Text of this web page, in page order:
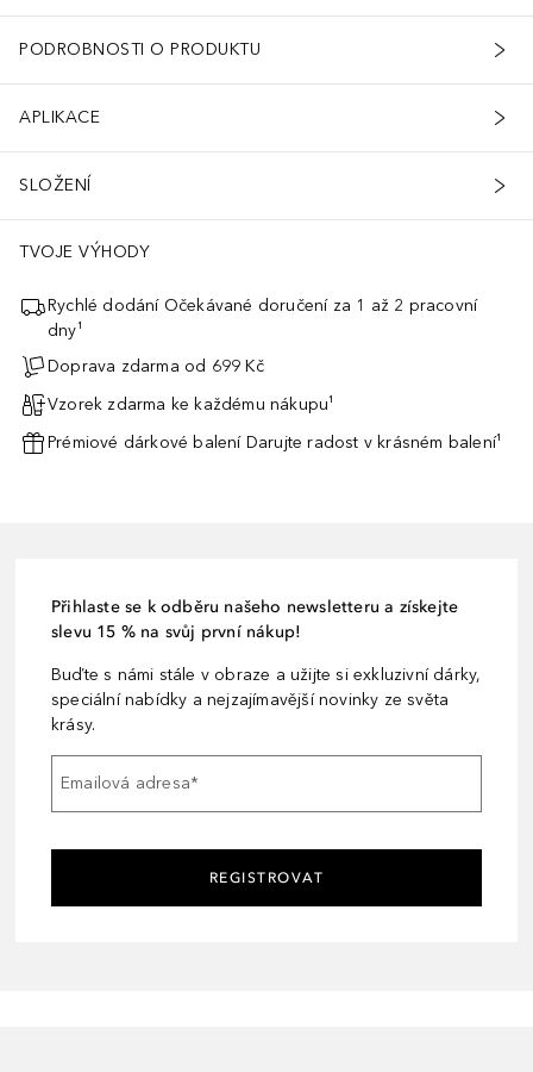
PODROBNOSTI O PRODUKTU
APLIKACE
SLOŽENÍ
TVOJE VÝHODY
Rychlé dodání Očekávané doručení za 1 až 2 pracovní
dny¹
Doprava zdarma od 699 Kč
Vzorek zdarma ke každému nákupu¹
Prémiové dárkové balení Darujte radost v krásném balení¹
Přihlaste se k odběru našeho newsletteru a získejte
slevu 15 % na svůj první nákup!
Buďte s námi stále v obraze a užijte si exkluzivní dárky,
speciální nabídky a nejzajímavější novinky ze světa
krásy.
Emailová adresa*
REGISTROVAT